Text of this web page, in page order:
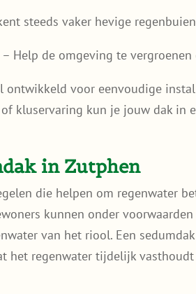
steeds vaker hevige
– Help de omgeving te
ontwikkeld voor eenvoudige
kluservaring kun je jouw dak in
in Zutphen
die helpen om regenwater
kunnen onder
van het riool. Een
het regenwater tijdelijk